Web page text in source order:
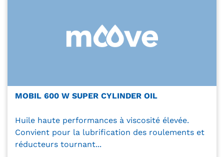
MOBIL 600 W SUPER CYLINDER OIL
Huile haute performances à viscosité élevée.
Convient pour la lubrification des roulements et
réducteurs tournant...